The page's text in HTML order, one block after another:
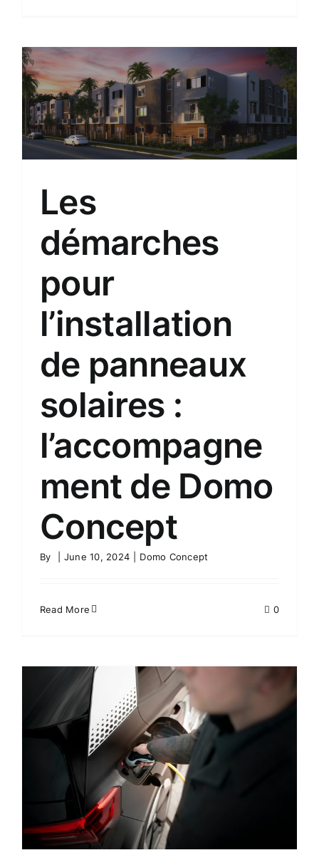
Les
démarches
pour
l’installation
de panneaux
solaires :
l’accompagne
ment de Domo
Concept
By June 10, 2024 Domo Concept
Read More 0